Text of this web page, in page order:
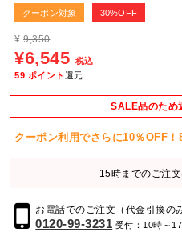
クーポン対象 30%OFF
¥ 9,350
¥6,545 税込
59 ポイント 還元
SALE品のため
クーポン利用でさらに10％OFF
15時までのご注
お電話でのご注文（代金引換の
0120-99-3231 受付：10時～